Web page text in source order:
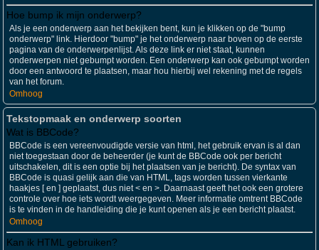
Hoe bump ik mijn onderwerp?
Als je een onderwerp aan het bekijken bent, kun je klikken op de "bump
onderwerp" link. Hierdoor "bump" je het onderwerp naar boven op de eerste
pagina van de onderwerpenlijst. Als deze link er niet staat, kunnen
onderwerpen niet gebumpt worden. Een onderwerp kan ook gebumpt worden
door een antwoord te plaatsen, maar hou hierbij wel rekening met de regels
van het forum.
Omhoog
Tekstopmaak en onderwerp soorten
Wat is BBCode?
BBCode is een vereenvoudigde versie van html, het gebruik ervan is al dan
niet toegestaan door de beheerder (je kunt de BBCode ook per bericht
uitschakelen, dit is een optie bij het plaatsen van je bericht). De syntax van
BBCode is quasi gelijk aan die van HTML, tags worden tussen vierkante
haakjes [ en ] geplaatst, dus niet < en >. Daarnaast geeft het ook een grotere
controle over hoe iets wordt weergegeven. Meer informatie omtrent BBCode
is te vinden in de handleiding die je kunt openen als je een bericht plaatst.
Omhoog
Kan ik HTML gebruiken?